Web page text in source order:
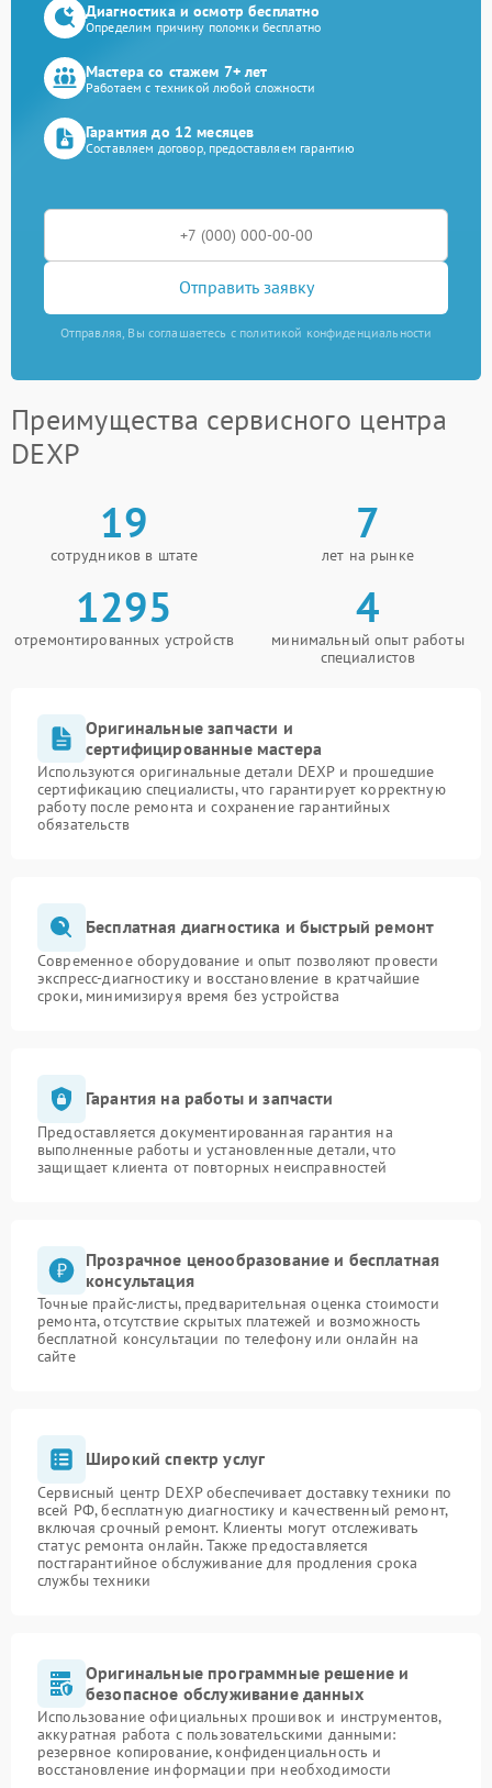
Диагностика и осмотр бесплатно
Определим причину поломки бесплатно
Мастера со стажем 7+ лет
Работаем с техникой любой сложности
Гарантия до 12 месяцев
Составляем договор, предоставляем гарантию
Отправить заявку
Отправляя, Вы соглашаетесь с политикой конфиденциальности
Преимущества сервисного центра
DEXP
19
сотрудников в штате
7
лет на рынке
1295
отремонтированных устройств
4
минимальный опыт работы
специалистов
Оригинальные запчасти и
сертифицированные мастера
Используются оригинальные детали DEXP и прошедшие
сертификацию специалисты, что гарантирует корректную
работу после ремонта и сохранение гарантийных
обязательств
Бесплатная диагностика и быстрый ремонт
Современное оборудование и опыт позволяют провести
экспресс-диагностику и восстановление в кратчайшие
сроки, минимизируя время без устройства
Гарантия на работы и запчасти
Предоставляется документированная гарантия на
выполненные работы и установленные детали, что
защищает клиента от повторных неисправностей
Прозрачное ценообразование и бесплатная
консультация
Точные прайс-листы, предварительная оценка стоимости
ремонта, отсутствие скрытых платежей и возможность
бесплатной консультации по телефону или онлайн на
сайте
Широкий спектр услуг
Сервисный центр DEXP обеспечивает доставку техники по
всей РФ, бесплатную диагностику и качественный ремонт,
включая срочный ремонт. Клиенты могут отслеживать
статус ремонта онлайн. Также предоставляется
постгарантийное обслуживание для продления срока
службы техники
Оригинальные программные решение и
безопасное обслуживание данных
Использование официальных прошивок и инструментов,
аккуратная работа с пользовательскими данными:
резервное копирование, конфиденциальность и
восстановление информации при необходимости